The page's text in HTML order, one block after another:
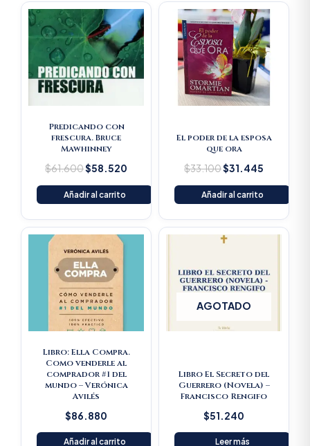
Predicando con
frescura. Bruce
Mawhinney
$61.600
Original
price
was:
$61.600.
$58.520
Current
price
is:
$58.520.
Añadir al carrito
El poder de la esposa
que ora
$33.100
Original
price
was:
$33.100.
$31.445
Current
price
is:
$31.445.
Añadir al carrito
Libro: Ella Compra.
Como venderle al
comprador #1 del
mundo – Verónica
Avilés
$86.880
Añadir al carrito
AGOTADO
Libro El Secreto del
Guerrero (Novela) –
Francisco Rengifo
$51.240
Leer más